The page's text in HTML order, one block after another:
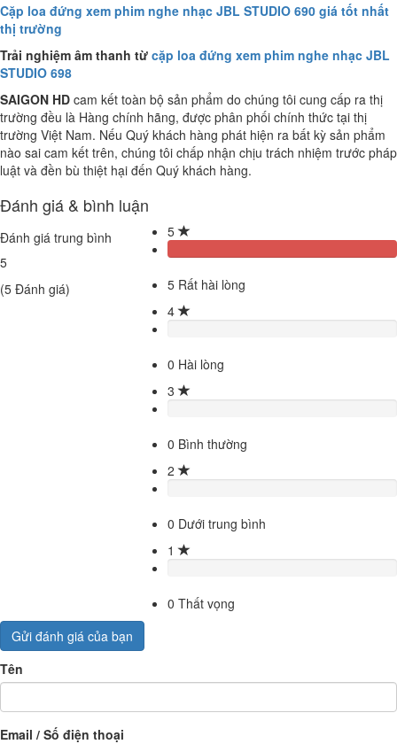
Cặp loa đứng xem phim nghe nhạc JBL STUDIO 690 giá tốt nhất
thị trường
Trải nghiệm âm thanh từ cặp loa đứng xem phim nghe nhạc JBL
STUDIO 698
SAIGON HD cam kết toàn bộ sản phẩm do chúng tôi cung cấp ra thị
trường đều là Hàng chính hãng, được phân phối chính thức tại thị
trường Việt Nam. Nếu Quý khách hàng phát hiện ra bất kỳ sản phẩm
nào sai cam kết trên, chúng tôi chấp nhận chịu trách nhiệm trước pháp
luật và đền bù thiệt hại đến Quý khách hàng.
Đánh giá & bình luận
Đánh giá trung bình
5
(5 Đánh giá)
5
5 Rất hài lòng
4
0 Hài lòng
3
0 Bình thường
2
0 Dưới trung bình
1
0 Thất vọng
Gửi đánh giá của bạn
Tên
Email / Số điện thoại